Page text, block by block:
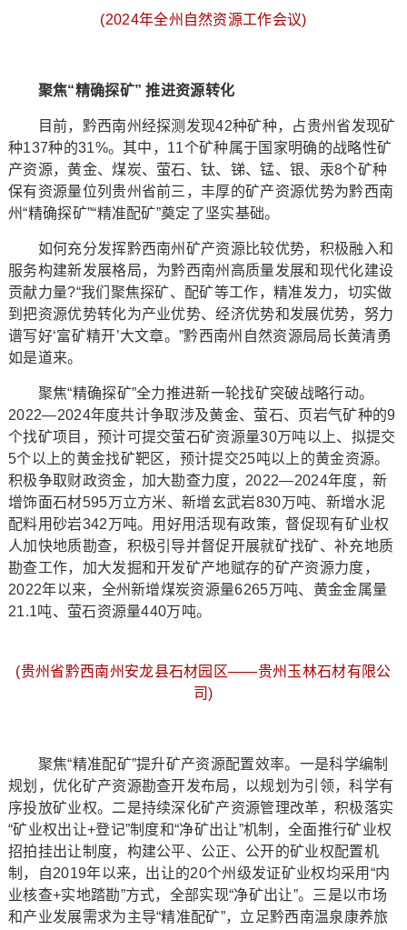
(2024年全州自然资源工作会议)
聚焦“精确探矿” 推进资源转化
目前，黔西南州经探测发现42种矿种，占贵州省发现矿
种137种的31%。其中，11个矿种属于国家明确的战略性矿
产资源，黄金、煤炭、萤石、钛、锑、锰、银、汞8个矿种
保有资源量位列贵州省前三，丰厚的矿产资源优势为黔西南
州“精确探矿”“精准配矿”奠定了坚实基础。
如何充分发挥黔西南州矿产资源比较优势，积极融入和
服务构建新发展格局，为黔西南州高质量发展和现代化建设
贡献力量?“我们聚焦探矿、配矿等工作，精准发力，切实做
到把资源优势转化为产业优势、经济优势和发展优势，努力
谱写好‘富矿精开’大文章。”黔西南州自然资源局局长黄清勇
如是道来。
聚焦“精确探矿”全力推进新一轮找矿突破战略行动。
2022—2024年度共计争取涉及黄金、萤石、页岩气矿种的9
个找矿项目，预计可提交萤石矿资源量30万吨以上、拟提交
5个以上的黄金找矿靶区，预计提交25吨以上的黄金资源。
积极争取财政资金，加大勘查力度，2022—2024年度，新
增饰面石材595万立方米、新增玄武岩830万吨、新增水泥
配料用砂岩342万吨。用好用活现有政策，督促现有矿业权
人加快地质勘查，积极引导并督促开展就矿找矿、补充地质
勘查工作，加大发掘和开发矿产地赋存的矿产资源力度，
2022年以来，全州新增煤炭资源量6265万吨、黄金金属量
21.1吨、萤石资源量440万吨。
(贵州省黔西南州安龙县石材园区——贵州玉林石材有限公
司)
聚焦“精准配矿”提升矿产资源配置效率。一是科学编制
规划，优化矿产资源勘查开发布局，以规划为引领，科学有
序投放矿业权。二是持续深化矿产资源管理改革，积极落实
“矿业权出让+登记”制度和“净矿出让”机制，全面推行矿业权
招拍挂出让制度，构建公平、公正、公开的矿业权配置机
制，自2019年以来，出让的20个州级发证矿业权均采用“内
业核查+实地踏勘”方式，全部实现“净矿出让”。三是以市场
和产业发展需求为主导“精准配矿”，立足黔西南温泉康养旅